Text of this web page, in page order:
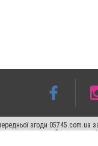
згоди
нижче другого абзацу в